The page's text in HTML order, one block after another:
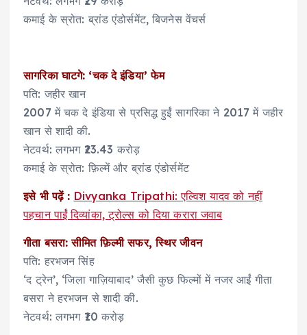
कमाई के स्रोत: ब्रांड एंडोर्समेंट, बिजनेस वेंचर्स
सागरिका घाटगे: ‘चक दे इंडिया’ फेम
पति: जहीर खान
2007 में चक दे इंडिया से प्रसिद्ध हुईं सागरिका ने 2017 में जहीर
खान से शादी की.
नेटवर्थ: लगभग ₹23.43 करोड़
कमाई के स्रोत: फ़िल्में और ब्रांड एंडोर्समेंट
इसे भी पढ़ें : Divyanka Tripathi: एल्विश यादव को नहीं
पहचान पाईं दिव्यांका, ट्रोल्स को दिया करारा जवाब
गीता बसरा: सीमित फ़िल्मी सफर, स्थिर जीवन
पति: हरभजन सिंह
‘द ट्रेन’, ‘जिला गाज़ियाबाद’ जैसी कुछ फिल्मों में नजर आईं गीता
बसरा ने हरभजन से शादी की.
नेटवर्थ: लगभग ₹10 करोड़